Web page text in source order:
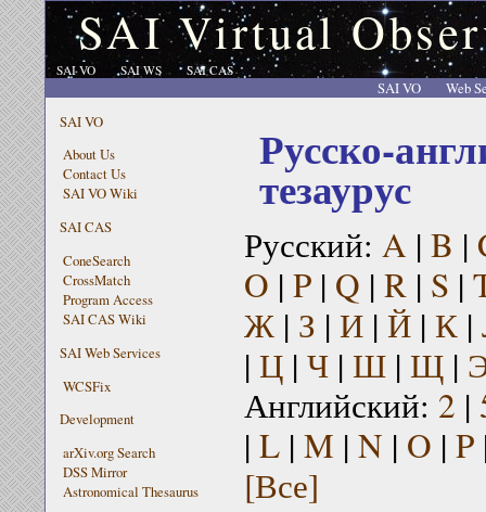
SAI Virtual
SAI VO SAI WS SAI CAS
SAI VO
Web
SAI VO
About Us
Contact Us
SAI VO Wiki
SAI CAS
ConeSearch
CrossMatch
Program Access
SAI CAS Wiki
SAI Web Services
WCSFix
Development
arXiv.org Search
DSS Mirror
Astronomical Thesaurus
Русско-
тезаурус
Русский: A | B |
O | P| Q | R| S |
Ж| З | И| Й| К|
| Ц| Ч| Ш| Щ|
Английский: 2 |
| L| M | N | O | P
[Все]